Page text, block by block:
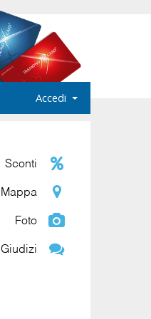
Accedi
Sconti
Mappa
Foto
Giudizi